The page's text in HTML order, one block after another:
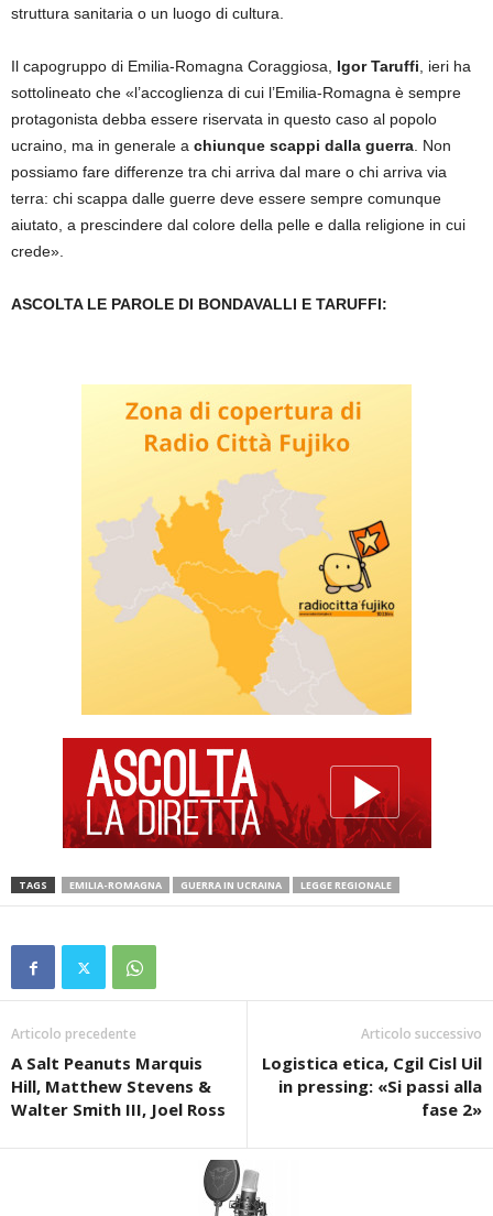
struttura sanitaria o un luogo di cultura.
Il capogruppo di Emilia-Romagna Coraggiosa, Igor Taruffi, ieri ha
sottolineato che «l’accoglienza di cui l’Emilia-Romagna è sempre
protagonista debba essere riservata in questo caso al popolo
ucraino, ma in generale a chiunque scappi dalla guerra. Non
possiamo fare differenze tra chi arriva dal mare o chi arriva via
terra: chi scappa dalle guerre deve essere sempre comunque
aiutato, a prescindere dal colore della pelle e dalla religione in cui
crede».
ASCOLTA LE PAROLE DI BONDAVALLI E TARUFFI:
TAGS EMILIA-ROMAGNA GUERRA IN UCRAINA LEGGE REGIONALE
Articolo precedente
A Salt Peanuts Marquis
Hill, Matthew Stevens &
Walter Smith III, Joel Ross
Articolo successivo
Logistica etica, Cgil Cisl Uil
in pressing: «Si passi alla
fase 2»